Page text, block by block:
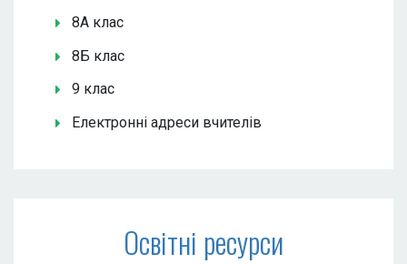
8А клас
8Б клас
9 клас
Електронні адреси вчителів
Освітні ресурси